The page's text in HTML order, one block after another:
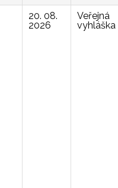
20. 08.
2026
Veřejná
vyhláška